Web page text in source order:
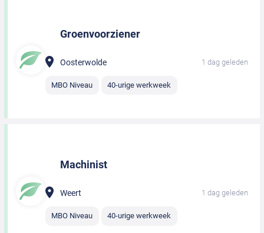
Groenvoorziener
Oosterwolde 1 dag geleden
MBO Niveau 40-urige werkweek
Machinist
Weert 1 dag geleden
MBO Niveau 40-urige werkweek